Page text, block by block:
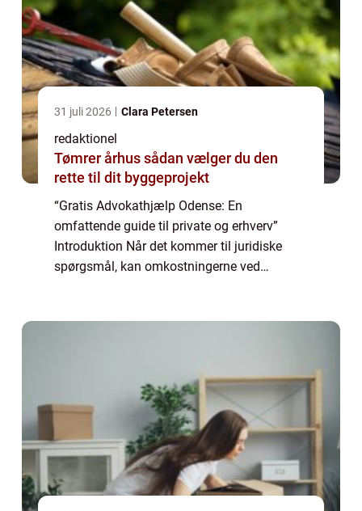
31 juli 2026 Clara Petersen
redaktionel
Tømrer århus sådan vælger du den
rette til dit byggeprojekt
“Gratis Advokathjælp Odense: En
omfattende guide til private og erhverv”
Introduktion Når det kommer til juridiske
spørgsmål, kan omkostningerne ved